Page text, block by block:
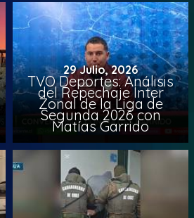
29 Julio, 2026
TVO Deportes: Análisis
del Repechaje Inter
Zonal de la Liga de
Segunda 2026 con
Matías Garrido